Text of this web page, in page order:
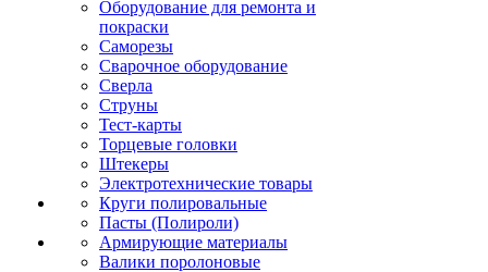
Оборудование для ремонта и
покраски
Саморезы
Сварочное оборудование
Сверла
Струны
Тест-карты
Торцевые головки
Штекеры
Электротехнические товары
Круги полировальные
Пасты (Полироли)
Армирующие материалы
Валики поролоновые